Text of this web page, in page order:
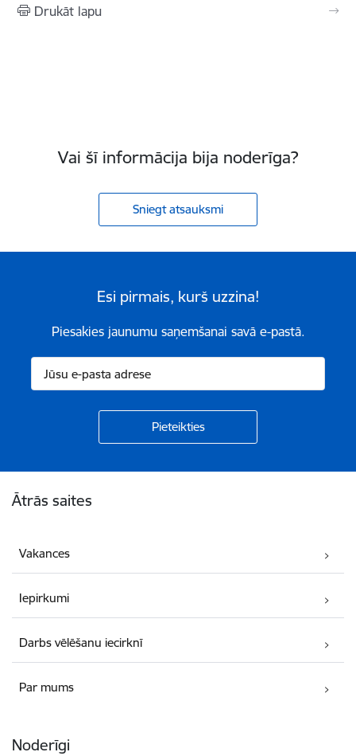
Drukāt lapu
Vai šī informācija bija noderīga?
Sniegt atsauksmi
Esi pirmais, kurš uzzina!
Piesakies jaunumu saņemšanai savā e-pastā.
Ātrās saites
Vakances
Iepirkumi
Darbs vēlēšanu iecirknī
Par mums
Noderīgi